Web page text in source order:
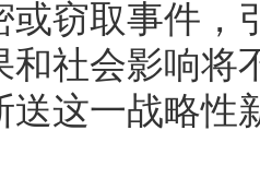
或窃取事件，
和社会影响将
送这一战略性